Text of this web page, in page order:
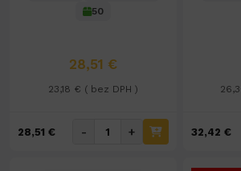
50
28,51 €
23,18 € ( bez DPH )
28,51 € - + 32,42 €